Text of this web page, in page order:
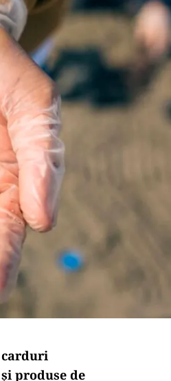
carduri
produse de